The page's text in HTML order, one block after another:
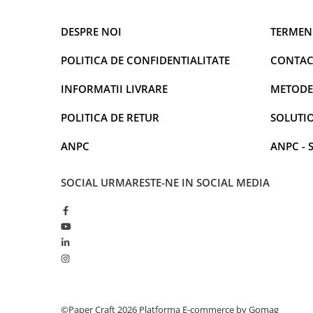
DESPRE NOI
POLITICA DE CONFIDENTIALITATE
INFORMATII LIVRARE
POLITICA DE RETUR
ANPC ANPC -
SOCIAL URMARESTE-NE IN SOCIAL MEDIA
©Paper Craft 2026 Platforma E-commerce by Gomag